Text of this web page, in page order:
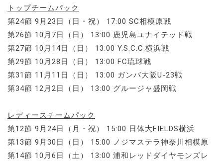
トップチームパック
第24節 9月23日（日・祝） 17:00 SC相模原戦
第26節 10月7日（日） 13:00 鹿児島ユナイテッド戦
第27節 10月14日（日） 13:00 Y.S.C.C.横浜戦
第29節 10月28日（日） 13:00 FC琉球戦
第31節 11月11日（日） 13:00 ガンバ大阪U-23戦
第34節 12月2日（日） 13:00 グルージャ盛岡戦
レディースチームパック
第12節 9月24日（月・祝） 15:00 日体大FIELDS横浜
第13節 9月30日（日） 15:00 ノジマステラ神奈川相模原
第14節 10月6日（土） 13:00 浦和レッドダイヤモンズレ